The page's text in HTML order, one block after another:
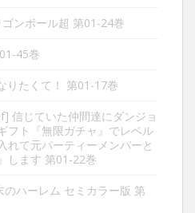
ンボール超 第01-24巻
45巻
りたくて！ 第01-17巻
信じていた仲間達にダンジョ
フト『無限ガチャ』でレベル
れて元パーティーメンバーと
します 第01-22巻
ハーレム セミカラー版 第